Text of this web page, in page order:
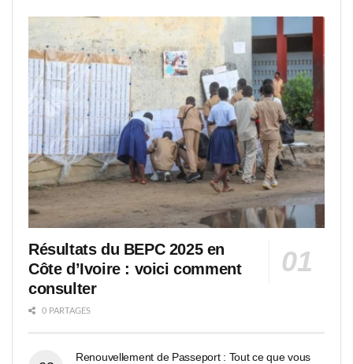
Résultats du BEPC 2025 en
Côte d’Ivoire : voici comment
consulter
0 PARTAGES
Renouvellement de Passeport : Tout ce que vous